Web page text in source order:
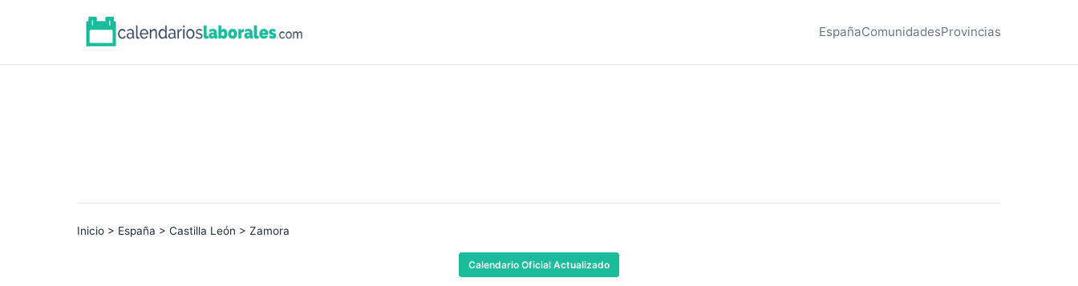
EspañaComunidadesProvincias
Inicio > España > Castilla León > Zamora
Calendario Oficial Actualizado